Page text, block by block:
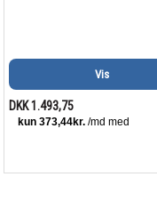
Vis
DKK 1.493,75